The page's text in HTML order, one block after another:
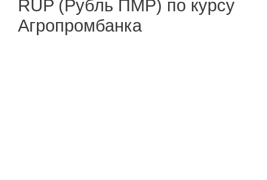
RUP (Рубль ПМР) по курсу
Агропромбанка